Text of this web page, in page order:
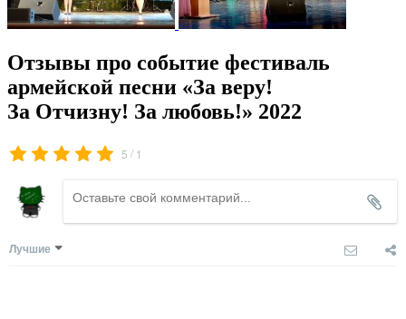
Отзывы про событие фестиваль
армейской песни «За веру!
За Отчизну! За любовь!» 2022
5 / 1
Лучшие